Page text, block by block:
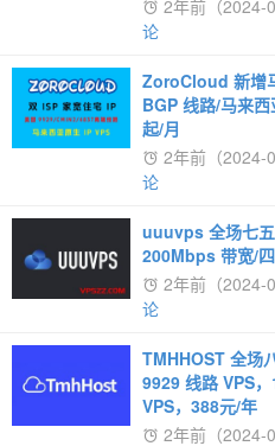
2年前（2024-
论
ZoroCloud 新增
BGP 线路/马来
起/月
2年前（2024-
论
uuuvps 全场七五
200Mbps 带宽/
2年前（2024-
论
TMHHOST 全场
9929 线路 VPS
VPS，388元/年
2年前（2024-